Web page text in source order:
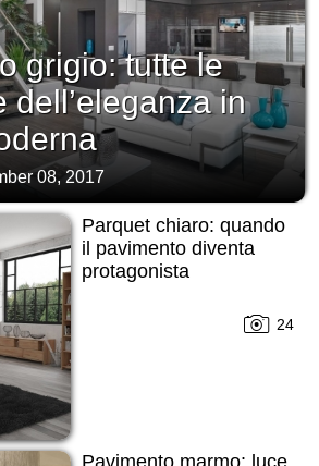
grigio: tutte le
dell’eleganza in
08, 2017
Parquet chiaro: quando
il pavimento diventa
protagonista
24